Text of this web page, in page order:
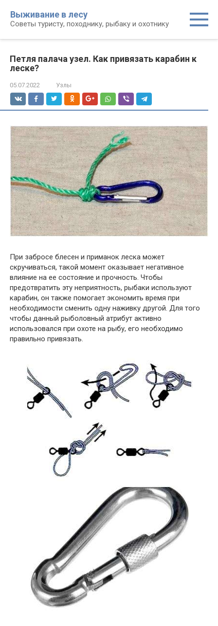
контенту
Выживание в лесу
Советы туристу, походнику, рыбаку и охотнику
Петля палача узел. Как привязать карабин к
леске?
05.07.2022 Узлы
При забросе блесен и приманок леска может
скручиваться, такой момент оказывает негативное
влияние на ее состояние и прочность. Чтобы
предотвратить эту неприятность, рыбаки используют
карабин, он также помогает экономить время при
необходимости сменить одну наживку другой. Для того
чтобы данный рыболовный атрибут активно
использовался при охоте на рыбу, его необходимо
правильно привязать.